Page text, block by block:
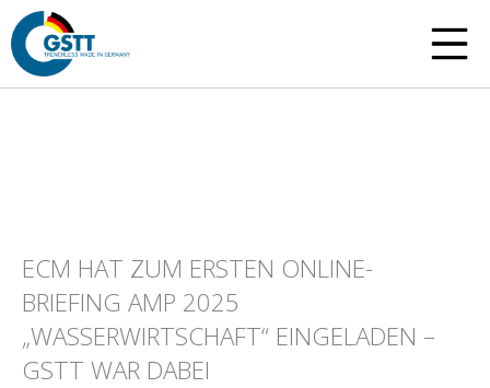
ECM HAT ZUM ERSTEN ONLINE-
BRIEFING AMP 2025
„WASSERWIRTSCHAFT“ EINGELADEN –
GSTT WAR DABEI